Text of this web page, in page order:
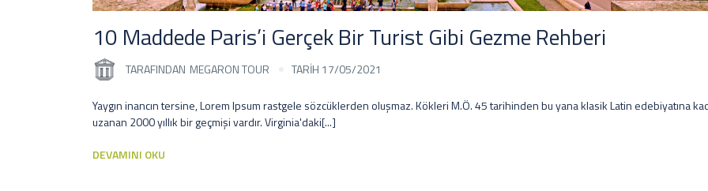
10 Maddede Paris’i Gerçek Bir Turist Gibi Gezme Rehberi
TARAFINDAN MEGARON TOUR TARİH 17/05/2021
Yaygın inancın tersine, Lorem Ipsum rastgele sözcüklerden oluşmaz. Kökleri M.Ö. 45 tarihinden bu yana klasik Latin edebiyatına
uzanan 2000 yıllık bir geçmişi vardır. Virginia'daki[...]
DEVAMINI OKU